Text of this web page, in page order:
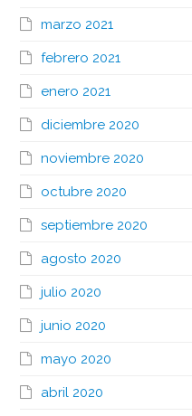
marzo 2021
febrero 2021
enero 2021
diciembre 2020
noviembre 2020
octubre 2020
septiembre 2020
agosto 2020
julio 2020
junio 2020
mayo 2020
abril 2020